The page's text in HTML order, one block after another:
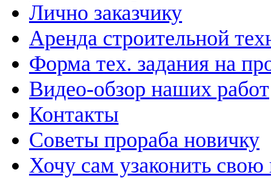
Лично заказчику
Аренда строительной
Форма тех. задания на
Видео-обзор наших работ
Контакты
Советы прораба новичку
Хочу сам узаконить свою